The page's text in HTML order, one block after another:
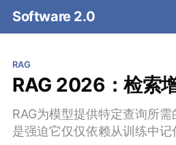
Software 2.0
RAG
RAG 2026：检索
RAG为模型提供特定查询所
是强迫它仅仅依赖从训练中记